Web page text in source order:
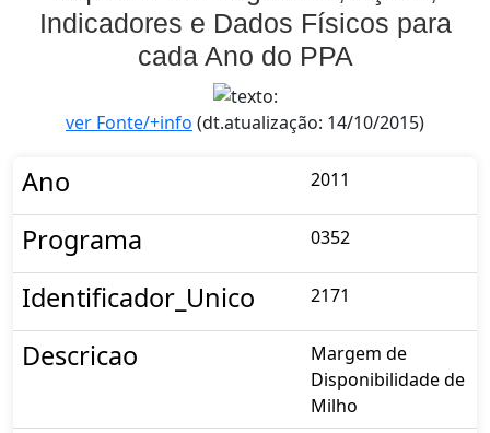
Indicadores e Dados Físicos para
cada Ano do PPA
ver Fonte/+info (dt.atualização: 14/10/2015)
Ano 2011
Programa 0352
Identificador_Unico 2171
Descricao
Margem de
Disponibilidade de
Milho